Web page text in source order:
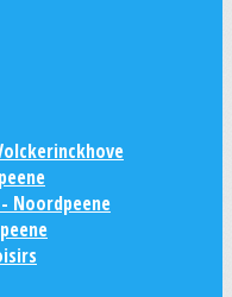
Noordpeene